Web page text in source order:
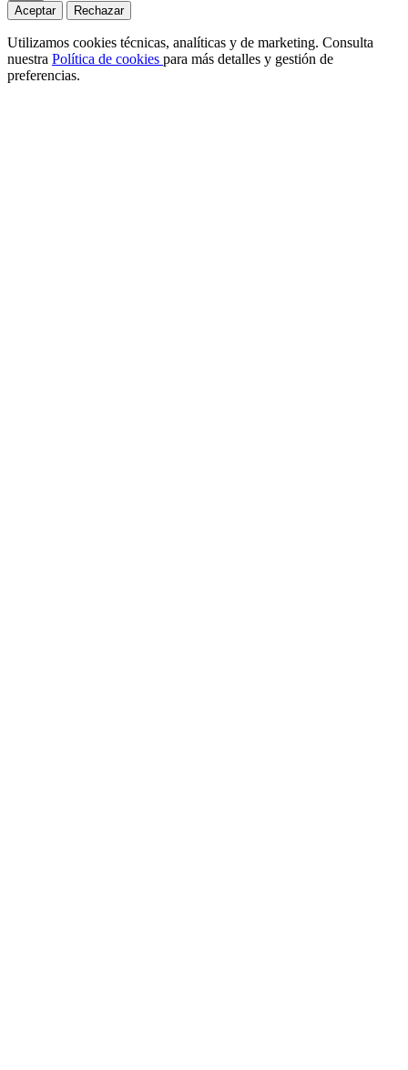
Aceptar
Rechazar
Utilizamos cookies técnicas, analíticas y de marketing. Consulta
nuestra Política de cookies para más detalles y gestión de
preferencias.